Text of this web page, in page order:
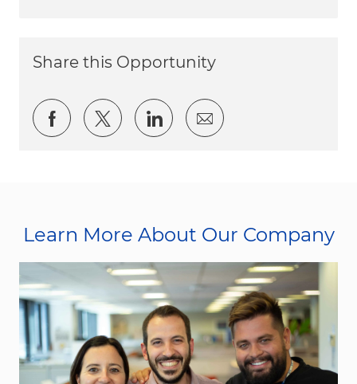
Share this Opportunity
Share via Facebook
Share via twitter
Share via LinkedIn
Share via email
Learn More About Our Company